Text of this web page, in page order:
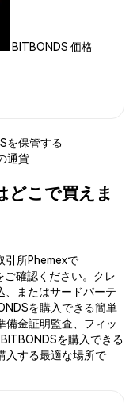
BITBONDS 価格
を保管する
通貨
こで買えま
引所Phemexで
ご確認ください。クレ
、またはサードパーテ
を購入できる簡単
備金証明監査、フィッ
を購入できる
入する最適な場所で